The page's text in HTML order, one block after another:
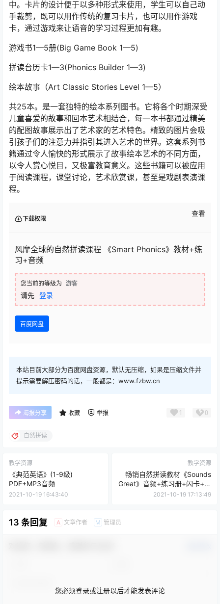
中。卡片的设计便于以多种形式来使用，学生可以自己动
手裁剪，既可以用作传统的复习卡片，也可以用作游戏
卡，通过游戏来让语音的学习过程更加有趣。
游戏书1—5册(Big Game Book 1—5)
拼读台历卡1—3(Phonics Builder 1—3)
绘本故事（Art Classic Stories Level 1—5）
共25本。是一套独特的绘本系列图书。它将各个时期深受
儿童喜爱的故事和回本艺术相结合，每一本书都通过精美
的配图故事展示出了艺术家的艺术特色。精致的图片会吸
引孩子们的注意力并指引其进入艺术的世界。这套系列书
籍通过令人愉快的形式展示了故事绘本艺术的不同方面，
以令人赏心悦目，又极富教育意义。这些书籍可以被应用
于阅读课程，课堂讨论，艺术欣赏课，甚至是戏剧表演课
程。
下载权限
查看
风靡全球的自然拼读课程 《Smart Phonics》教材+练
习+音频
您当前的等级为 游客
请先 登录
百度网盘
本站目前大部分为百度网盘资源，默认无压缩，如果是压缩文件并
提示需要解压密码的话，一般都是：www.fzbw.cn
海报分享 收藏 举报 1 0
自然拼读
教学资源
《典范英语》(1-9级)
PDF+MP3音频
2021-10-19 16:43:40
教学资源
畅销自然拼读教材《Sounds
Great》音频+练习册+闪卡+教
材+参考答案
2021-10-19 17:13:49
13 条回复 A 文章作者 M 管理员
您必须登录或注册以后才能发表评论